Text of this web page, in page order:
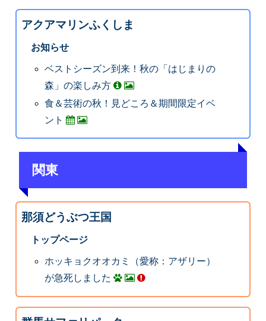
アクアマリンふくしま
お知らせ
ベストシーズン到来！秋の「はじまりの
森」の楽しみ方
食＆芸術の秋！見どころ＆期間限定イベ
ント
関東
那須どうぶつ王国
トップページ
ホッキョクオオカミ（愛称：アザリー）
が急死しました